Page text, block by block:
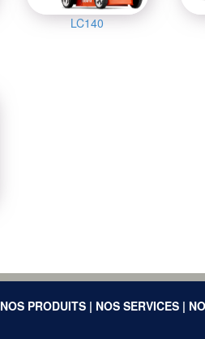
LC140
NOS PRODUITS | NOS SERVICES |